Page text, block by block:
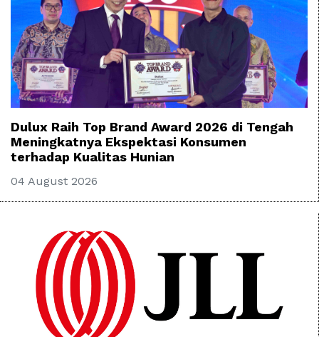
Dulux Raih Top Brand Award 2026 di Tengah
Meningkatnya Ekspektasi Konsumen
terhadap Kualitas Hunian
04 August 2026